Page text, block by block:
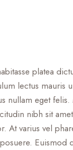
platea
lectus mauris
nullam eget felis.
nibh sit
At varius vel
Euismod